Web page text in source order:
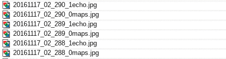
20161117_02_290_1echo.jpg
20161117_02_290_0maps.jpg
20161117_02_289_1echo.jpg
20161117_02_289_0maps.jpg
20161117_02_288_1echo.jpg
20161117_02_288_0maps.jpg